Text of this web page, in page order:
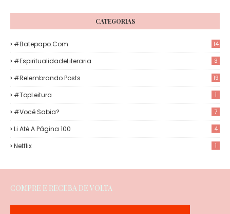
CATEGORIAS
#Batepapo.com 14
#EspiritualidadeLiteraria 3
#Relembrando Posts 19
#TopLeitura 1
#Você Sabia? 7
Li Até A Página 100 4
Netflix 1
COMPRE E RECEBA DE VOLTA